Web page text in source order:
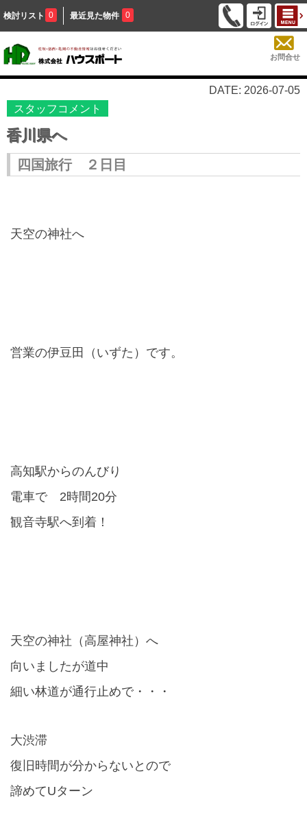
検討リスト 0 最近見た物件 0
お問合せ
DATE: 2026-07-05
スタッフコメント
香川県へ
四国旅行 ２日目
天空の神社へ
営業の伊豆田（いずた）です。
高知駅からのんびり
電車で 2時間20分
観音寺駅へ到着！
天空の神社（高屋神社）へ
向いましたが道中
細い林道が通行止めで・・・
大渋滞
復旧時間が分からないとので
諦めてUターン